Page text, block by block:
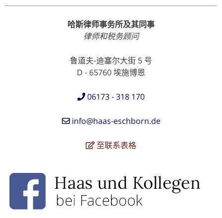
哈斯律师事务所及其同事
律师和税务顾问
鲁道夫-迪塞尔大街 5 号
D - 65760 埃施博恩
06173 - 318 170
info@haas-eschborn.de
至联系表格